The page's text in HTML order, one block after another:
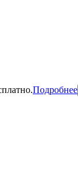
Подробнее